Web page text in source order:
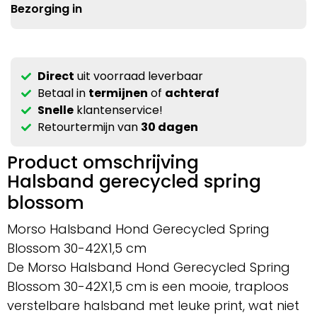
Bezorging in
Direct uit voorraad leverbaar
Betaal in termijnen of achteraf
Snelleklantenservice!
Retourtermijn van 30 dagen
Product omschrijving
Halsband gerecycled spring
blossom
Morso Halsband Hond Gerecycled Spring
Blossom 30-42X1,5 cm
De Morso Halsband Hond Gerecycled Spring
Blossom 30-42X1,5 cm is een mooie, traploos
verstelbare halsband met leuke print, wat niet